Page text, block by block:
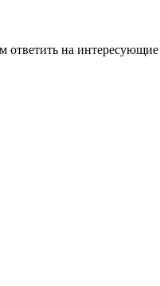
на интересующие